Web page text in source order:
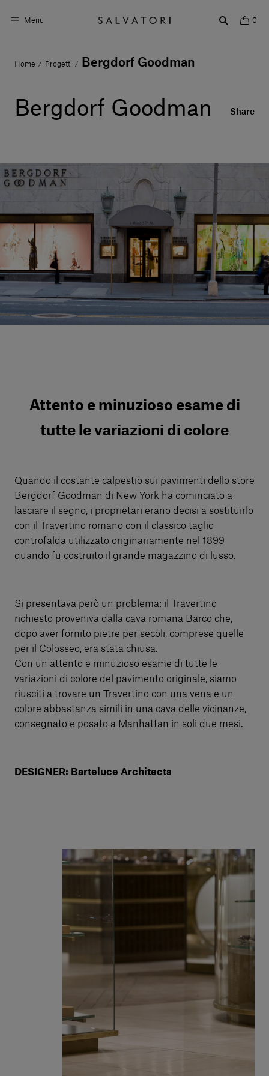
Menu 0
Superfici
Arredo casa
Shop the Look
Chi siamo
Vieni a trovarci
Servizi al cliente
Accedi
Home / Progetti / Bergdorf Goodman
Bergdorf Goodman Share
Attento e minuzioso esame di
tutte le variazioni di colore
Quando il costante calpestio sui pavimenti dello store
Bergdorf Goodman di New York ha cominciato a
lasciare il segno, i proprietari erano decisi a sostituirlo
con il Travertino romano con il classico taglio
controfalda utilizzato originariamente nel 1899
quando fu costruito il grande magazzino di lusso.
Si presentava però un problema: il Travertino
richiesto proveniva dalla cava romana Barco che,
dopo aver fornito pietre per secoli, comprese quelle
per il Colosseo, era stata chiusa.
Con un attento e minuzioso esame di tutte le
variazioni di colore del pavimento originale, siamo
riusciti a trovare un Travertino con una vena e un
colore abbastanza simili in una cava delle vicinanze,
consegnato e posato a Manhattan in soli due mesi.
DESIGNER: Barteluce Architects